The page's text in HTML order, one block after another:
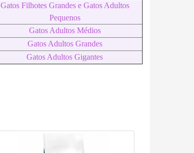
Gatos Filhotes Grandes e Gatos Adultos
Pequenos
Gatos Adultos Médios
Gatos Adultos Grandes
Gatos Adultos Gigantes